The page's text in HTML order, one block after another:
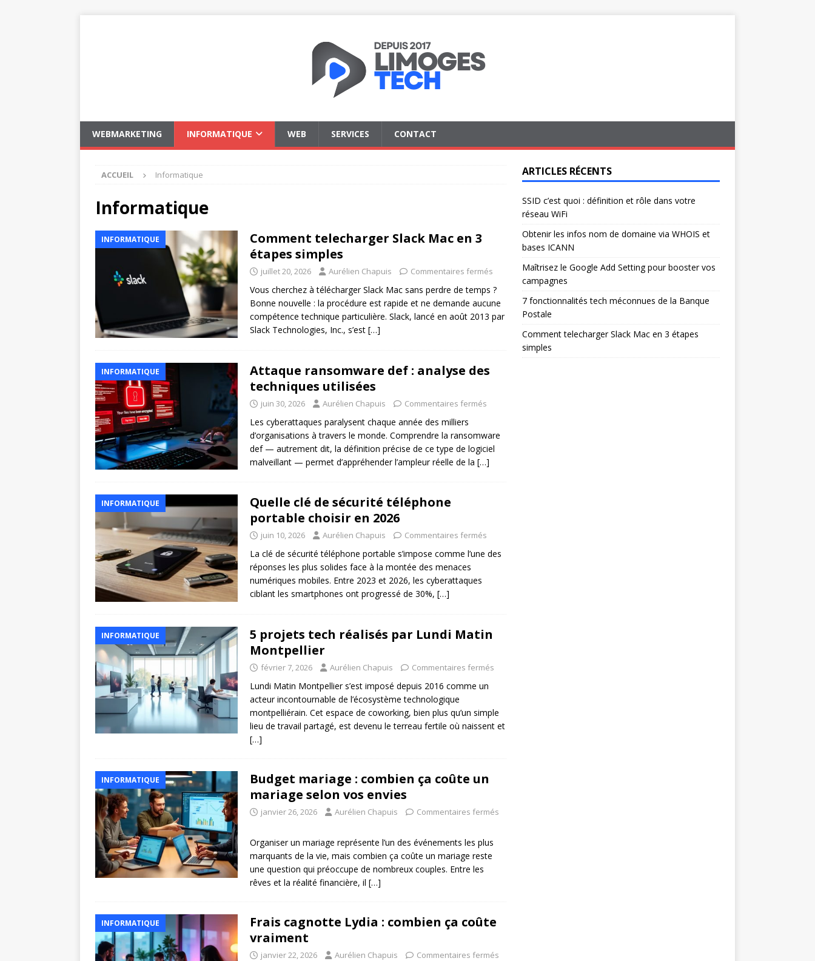
WEBMARKETING INFORMATIQUE WEB SERVICES CONTACT
ACCUEIL Informatique
Informatique
INFORMATIQUE
Comment telecharger Slack Mac en 3
étapes simples
juillet 20, 2026 Aurélien Chapuis Commentaires fermés
Vous cherchez à télécharger Slack Mac sans perdre de temps ?
Bonne nouvelle : la procédure est rapide et ne demande aucune
compétence technique particulière. Slack, lancé en août 2013 par
Slack Technologies, Inc., s’est […]
INFORMATIQUE
Attaque ransomware def : analyse des
techniques utilisées
juin 30, 2026 Aurélien Chapuis Commentaires fermés
Les cyberattaques paralysent chaque année des milliers
d’organisations à travers le monde. Comprendre la ransomware
def — autrement dit, la définition précise de ce type de logiciel
malveillant — permet d’appréhender l’ampleur réelle de la […]
INFORMATIQUE
Quelle clé de sécurité téléphone
portable choisir en 2026
juin 10, 2026 Aurélien Chapuis Commentaires fermés
La clé de sécurité téléphone portable s’impose comme l’une des
réponses les plus solides face à la montée des menaces
numériques mobiles. Entre 2023 et 2026, les cyberattaques
ciblant les smartphones ont progressé de 30%, […]
INFORMATIQUE
5 projets tech réalisés par Lundi Matin
Montpellier
février 7, 2026 Aurélien Chapuis Commentaires fermés
Lundi Matin Montpellier s’est imposé depuis 2016 comme un
acteur incontournable de l’écosystème technologique
montpelliérain. Cet espace de coworking, bien plus qu’un simple
lieu de travail partagé, est devenu le terreau fertile où naissent et
[…]
INFORMATIQUE
Budget mariage : combien ça coûte un
mariage selon vos envies
janvier 26, 2026 Aurélien Chapuis Commentaires fermés
Organiser un mariage représente l’un des événements les plus
marquants de la vie, mais combien ça coûte un mariage reste
une question qui préoccupe de nombreux couples. Entre les
rêves et la réalité financière, il […]
INFORMATIQUE
Frais cagnotte Lydia : combien ça coûte
vraiment
janvier 22, 2026 Aurélien Chapuis Commentaires fermés
ARTICLES RÉCENTS
SSID c’est quoi : définition et rôle dans votre
réseau WiFi
Obtenir les infos nom de domaine via WHOIS et
bases ICANN
Maîtrisez le Google Add Setting pour booster vos
campagnes
7 fonctionnalités tech méconnues de la Banque
Postale
Comment telecharger Slack Mac en 3 étapes
simples